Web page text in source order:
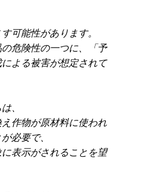
可能性があります。
危険性の一つに、「予
よる被害が想定されて
、
作物が原材料に使われ
必要で、
表示がされることを望